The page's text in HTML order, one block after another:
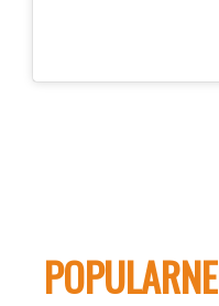
POPULARNE